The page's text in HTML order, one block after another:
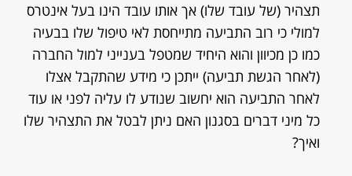
תצהיר (של עובד שלו) אך אותו עובד הינו בעל אינטרס
למולי כי רוב התביעה מתייחסת לאי טיפול שלו בבעיה
כמו כן מכיוון והוא היחיד שמטפל בענייני למול החברה
(לאחר הגשת תביעה) ייתכן כי מידע שהתקבל אצלו
לאחר התביעה הוא יחשוב שנודע לו עליה לפני או עוד
כל מיני דברים בסגנון האם ניתן לבטל את התצהיר שלו
ואיך?